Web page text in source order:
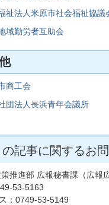
祉法人米原市社会福祉協議
域勤労者互助会
商工会
団法人長浜青年会議所
の記事に関するお
推進部 広報秘書課（広報
53-5163
：0749-53-5149